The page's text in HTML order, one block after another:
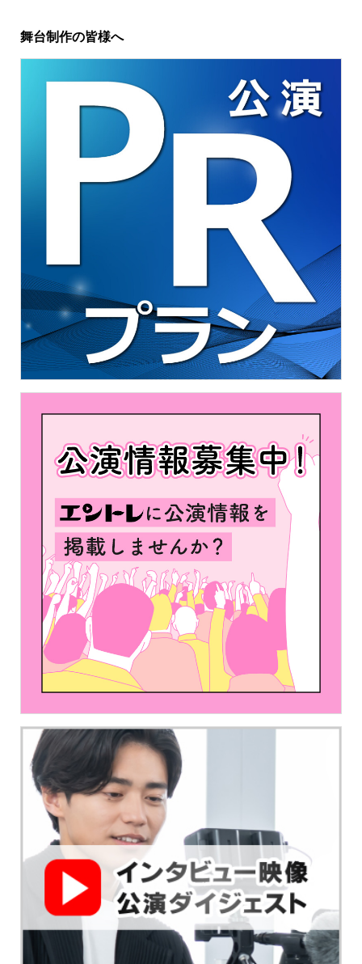
舞台制作の皆様へ